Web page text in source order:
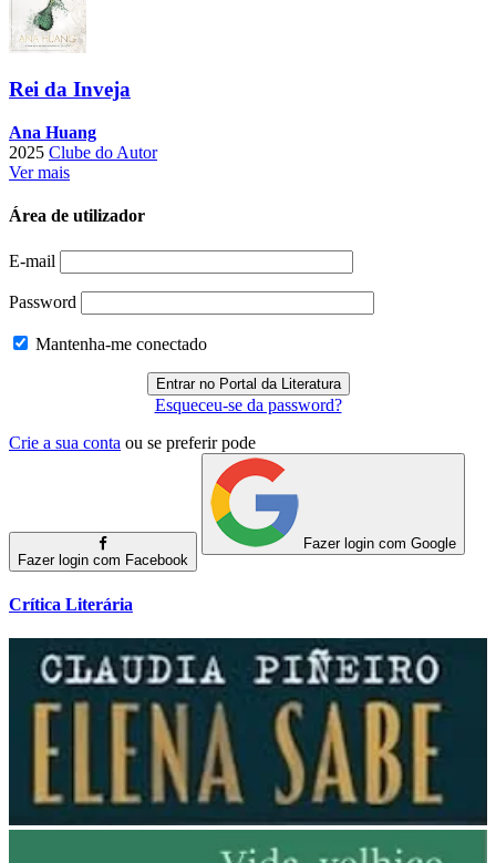
Rei da Inveja
Ana Huang
2025 Clube do Autor
Ver mais
Área de utilizador
E-mail
Password
Mantenha-me conectado
Esqueceu-se da password?
Crie a sua conta ou se preferir pode
Fazer login com Facebook
Fazer login com Google
Crítica Literária